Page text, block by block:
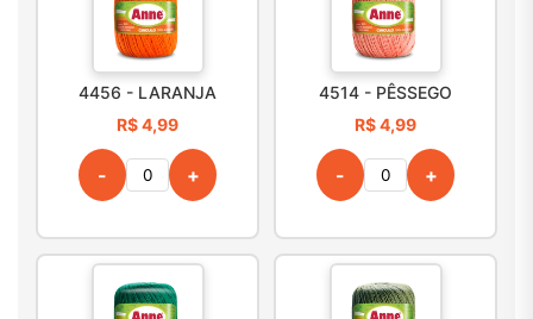
4456 - LARANJA
R$ 4,99
- +
4514 - PÊSSEGO
R$ 4,99
- +